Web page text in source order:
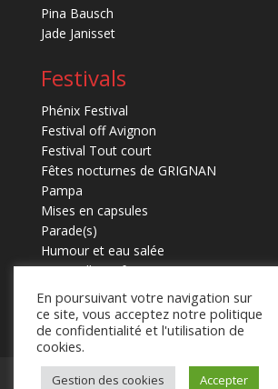
Pina Bausch
Jade Janisset
Festivals
Phénix Festival
Festival off Avignon
Festival Tout court
Fêtes nocturnes de GRIGNAN
Pampa
Mises en capsules
Parade(s)
Humour et eau salée
Marmaille en fugues
Mentions légales Contact
En poursuivant votre navigation sur
ce site, vous acceptez notre politique
de confidentialité et l'utilisation de
cookies.
Gestion des cookies Accepter